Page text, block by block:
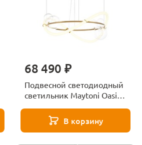
68 490 ₽
Подвесной светодиодный
светильник Maytoni Oasis
В корзину